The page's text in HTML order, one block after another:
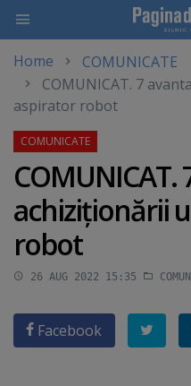
main
content
Home
COMUNICATE
COMUNICAT. 7
aspirator robot
COMUNICAT.
achiziţionării
robot
26 AUG 2022 15:35
Facebook